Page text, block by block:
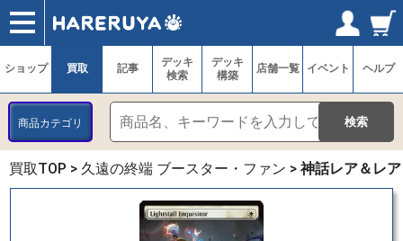
ショップ
買取
記事
デッキ検索
デッキ構築
選手一覧
店舗一覧
イベント
ヘルプ
お問い合わせ ログイン／会員登録
マイページ
ショップ 買取 記事
デッキ
検索
デッキ
構築
店舗一覧 イベント ヘルプ
商品カテゴリ
買取TOP > 久遠の終端 ブースター・ファン > 神話レア＆レア